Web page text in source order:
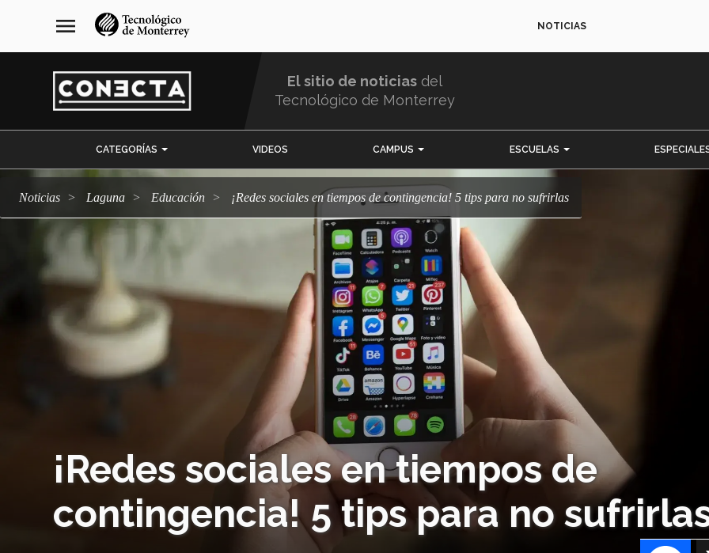
navegación
principal
menu NOTICIAS
El sitio de noticias del
Tecnológico de Monterrey
CATEGORÍAS VIDEOS CAMPUS ESCUELAS
Noticias Laguna Educación ¡Redes sociales en tiempos de contingencia! 5 tips para no sufrirlas
¡Redes sociales en tiempos de
contingencia! 5 tips para no